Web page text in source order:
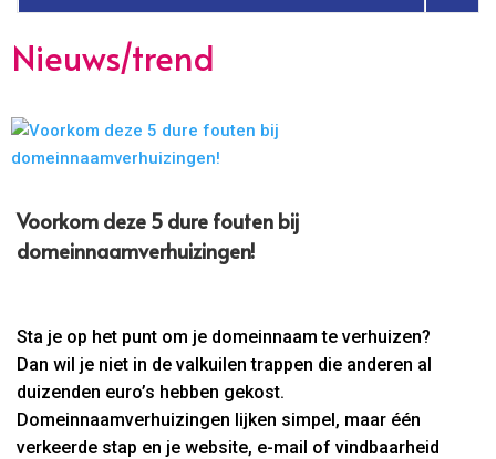
Nieuws/trend
Voorkom deze 5 dure fouten bij
domeinnaamverhuizingen!
Sta je op het punt om je domeinnaam te verhuizen?
Dan wil je niet in de valkuilen trappen die anderen al
duizenden euro’s hebben gekost.
Domeinnaamverhuizingen lijken simpel, maar één
verkeerde stap en je website, e-mail of vindbaarheid